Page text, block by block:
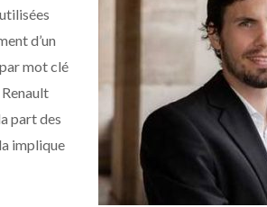
d’un
mot clé
part des
implique